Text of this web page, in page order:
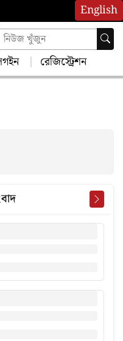
English
রেজিস্ট্রেশন